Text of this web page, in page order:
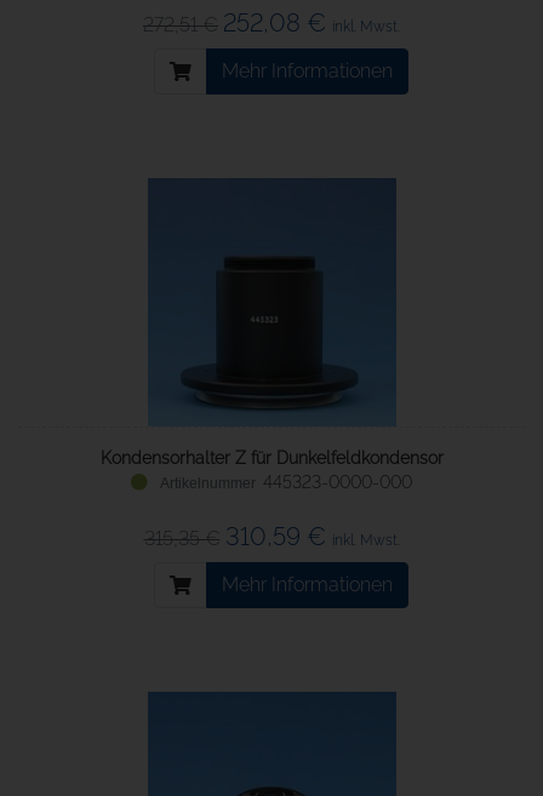
272,51 € 252,08 € inkl. Mwst.
Mehr Informationen
Kondensorhalter Z für Dunkelfeldkondensor
445323-0000-000
315,35 € 310,59 € inkl. Mwst.
Mehr Informationen